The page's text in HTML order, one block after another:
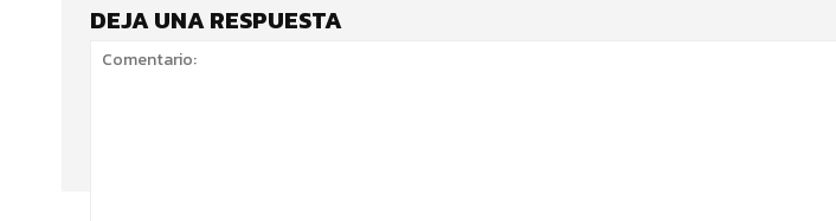
DEJA UNA RESPUESTA